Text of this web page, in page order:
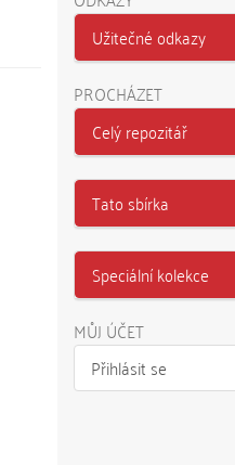
Užitečné odkazy
PROCHÁZET
Celý repozitář
Tato sbírka
Speciální kolekce
MŮJ ÚČET
Přihlásit se